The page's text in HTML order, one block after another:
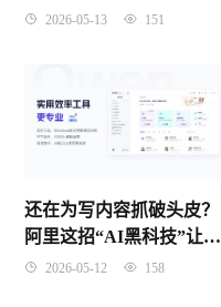
字化红利到底怎么抓？
2026-05-13 151
还在为写内容抓破头皮？
阿里这招“AI黑科技”让无
数打工人惊掉了下巴
2026-05-12 158